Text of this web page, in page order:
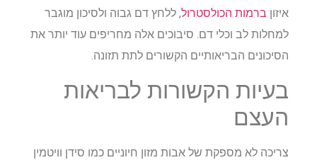
איזוןברמות הכולסטרול, ללחץ דם גבוה ולסיכון מוגבר
למחלות לב וכלי דם. סיבוכים אלה מחריפים עוד יותר את
הסיכונים הבריאותיים הקשורים לתת תזונה.
בעיות הקשורות לבריאות
העצם
צריכה לא מספקת של אבות מזון חיוניים כמו סידן וויטמין